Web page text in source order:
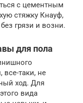
с цементным
стяжку Кнауф,
грязи и возни.
для пола
таки, не
ход. Для
вида